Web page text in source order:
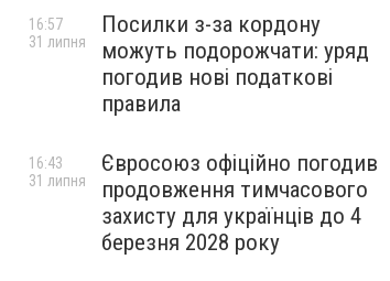
Посилки з-за кордону
можуть подорожчати: уряд
погодив нові податкові
правила
16:57
31 липня
Євросоюз офіційно погодив
продовження тимчасового
захисту для українців до 4
березня 2028 року
16:43
31 липня